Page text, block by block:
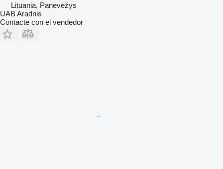
Lituania, Panevėžys
UAB Aradnis
Contacte con el vendedor